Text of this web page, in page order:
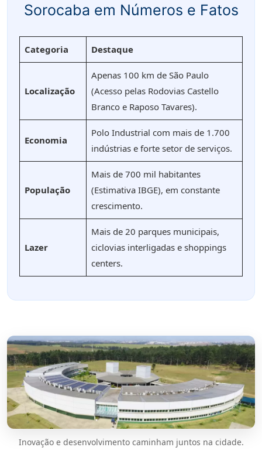
Sorocaba em Números e Fatos
Categoria Destaque
Localização
Apenas 100 km de São Paulo
(Acesso pelas Rodovias Castello
Branco e Raposo Tavares).
Economia
Polo Industrial com mais de 1.700
indústrias e forte setor de serviços.
População
Mais de 700 mil habitantes
(Estimativa IBGE), em constante
crescimento.
Lazer
Mais de 20 parques municipais,
ciclovias interligadas e shoppings
centers.
Inovação e desenvolvimento caminham juntos na cidade.